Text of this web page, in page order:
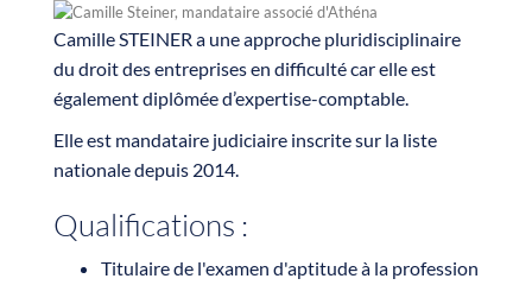
Camille STEINER a une approche pluridisciplinaire
du droit des entreprises en difficulté car elle est
également diplômée d’expertise-comptable.
Elle est mandataire judiciaire inscrite sur la liste
nationale depuis 2014.
Qualifications :
Titulaire de l'examen d'aptitude à la profession